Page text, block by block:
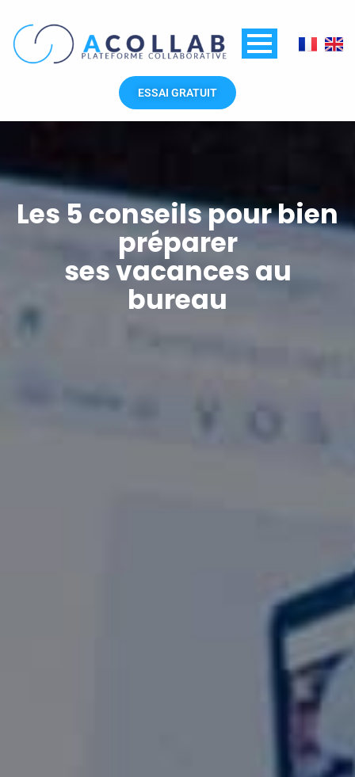
contenu
ESSAI GRATUIT
Les 5 conseils pour bien
préparer
ses vacances au
bureau